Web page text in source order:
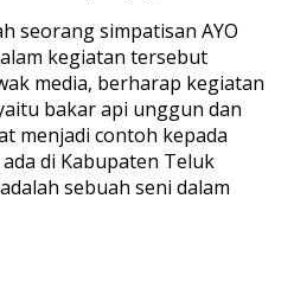
seorang simpatisan AYO
kegiatan tersebut
media, berharap kegiatan
bakar api unggun dan
menjadi contoh kepada
di Kabupaten Teluk
sebuah seni dalam